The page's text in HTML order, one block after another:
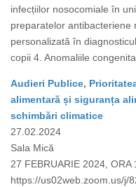
infecțiilor nosocomiale în
preparatelor antibacteriene
personalizată în
copii 4. Anomaliile
Audieri Publice,
alimentară și siguranța
schimbări climatice
27.02.2024
Sala Mică
27 FEBRUARIE 2024, ORA
https://us02web.zoom.us/j/